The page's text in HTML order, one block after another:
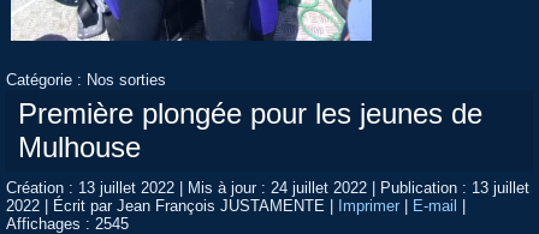
Catégorie : Nos sorties
Première plongée pour les jeunes de
Mulhouse
Création : 13 juillet 2022 | Mis à jour : 24 juillet 2022 | Publication : 13 juillet
2022 | Écrit par Jean François JUSTAMENTE | Imprimer | E-mail |
Affichages : 2545